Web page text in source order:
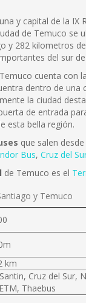
y capital de la IX
de Temuco se
y 282 kilometros
del sur de
cuenta con
dentro de una
la ciudad
de entrada
esta bella región.
que salen
Bus, Cruz del
de Temuco es el
y Temuco
km
Cruz del Sur,
Thaebus